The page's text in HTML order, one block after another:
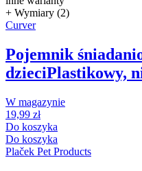
+ Wymiary (2)
Curver
Pojemnik
dzieciPlastikowy,
W magazynie
19,99 zł
Do koszyka
Do koszyka
Plaček Pet Products